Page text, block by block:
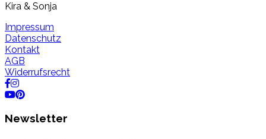
Kira & Sonja
Impressum
Datenschutz
Kontakt
AGB
Widerrufsrecht
Newsletter